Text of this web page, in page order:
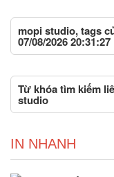
mopi studio, tags
07/08/2026 20:31:27
Từ khóa tìm kiếm
studio
IN NHANH